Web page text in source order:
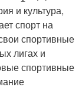
и культура,
спорт на
спортивные
лигах и
спортивные